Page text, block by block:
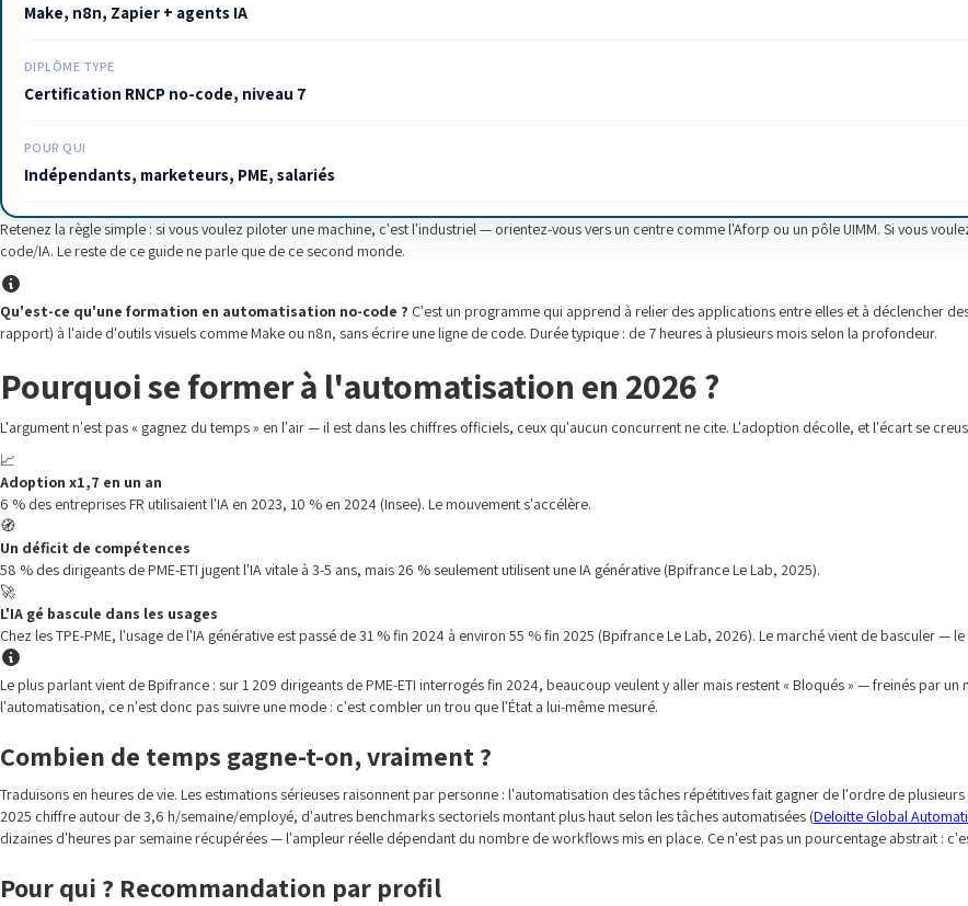
Make, n8n, Zapier + agents IA
DIPLÔME TYPE
Certification RNCP no-code, niveau 7
POUR QUI
Indépendants, marketeurs, PME, salariés
Retenez la règle simple : si vous voulez piloter une machine, c'est l'industriel — orientez-vous vers un centre comme l'Aforp ou un pôle UIMM. Si vous
code/IA. Le reste de ce guide ne parle que de ce second monde.
Qu'est-ce qu'une formation en automatisation no-code ? C'est un programme qui apprend à relier des applications entre elles et à déclencher
rapport) à l'aide d'outils visuels comme Make ou n8n, sans écrire une ligne de code. Durée typique : de 7 heures à plusieurs mois selon la profondeur.
Pourquoi se former à l'automatisation en 2026 ?
L'argument n'est pas « gagnez du temps » en l'air — il est dans les chiffres officiels, ceux qu'aucun concurrent ne cite. L'adoption décolle, et l'écart se
📈
Adoption x1,7 en un an
6 % des entreprises FR utilisaient l'IA en 2023, 10 % en 2024 (Insee). Le mouvement s'accélère.
🧭
Un déficit de compétences
58 % des dirigeants de PME-ETI jugent l'IA vitale à 3-5 ans, mais 26 % seulement utilisent une IA générative (Bpifrance Le Lab, 2025).
🚀
L'IA gé bascule dans les usages
Chez les TPE-PME, l'usage de l'IA générative est passé de 31 % fin 2024 à environ 55 % fin 2025 (Bpifrance Le Lab, 2026). Le marché vient de basculer —
Le plus parlant vient de Bpifrance : sur 1 209 dirigeants de PME-ETI interrogés fin 2024, beaucoup veulent y aller mais restent « Bloqués » — freinés par
l'automatisation, ce n'est donc pas suivre une mode : c'est combler un trou que l'État a lui-même mesuré.
Combien de temps gagne-t-on, vraiment ?
Traduisons en heures de vie. Les estimations sérieuses raisonnent par personne : l'automatisation des tâches répétitives fait gagner de l'ordre de
2025 chiffre autour de 3,6 h/semaine/employé, d'autres benchmarks sectoriels montant plus haut selon les tâches automatisées (Deloitte Global
dizaines d'heures par semaine récupérées — l'ampleur réelle dépendant du nombre de workflows mis en place. Ce n'est pas un pourcentage abstrait :
Pour qui ? Recommandation par profil